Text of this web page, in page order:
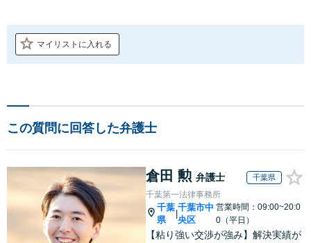
マイリストに入れる
この質問に回答した弁護士
倉田 勲 弁護士 千葉県
千葉第一法律事務所
千葉
県
千葉市中
央区
営業時間：09:00~20:0
0（平日）
【粘り強い交渉が強み】解決実績が